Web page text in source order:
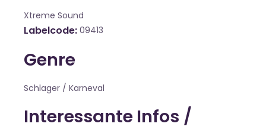
Xtreme Sound
Labelcode 09413
Genre
Schlager / Karneval
Interessante Infos /